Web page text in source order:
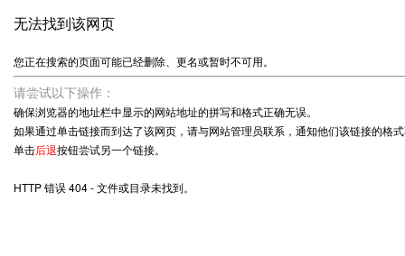
无法找到该网页
您正在搜索的页面可能已经删除、更名或暂时不可用。
请尝试以下操作：
确保浏览器的地址栏中显示的网站地址的拼写和格式正确无误。
如果通过单击链接而到达了该网页，请与网站管理员联系，通知他们该链接的格
单击后退按钮尝试另一个链接。
HTTP 错误 404 - 文件或目录未找到。